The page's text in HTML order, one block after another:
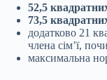
52,5
73,5
додатково 21
члена сім’ї,
максимальна